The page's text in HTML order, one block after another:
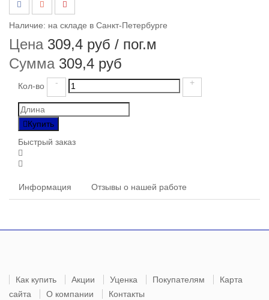
Наличие: на складе в Санкт-Петербурге
Цена 309,4 руб / пог.м
Сумма 309,4 руб
Кол-во - +
Купить
Быстрый заказ
Информация Отзывы о нашей работе
Как купить Акции Уценка Покупателям
Карта
сайта
О компании Контакты